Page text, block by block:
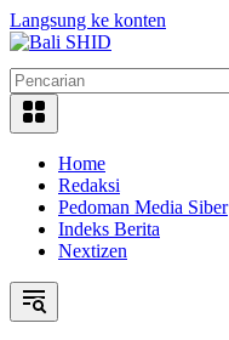
Langsung ke konten
Home
Redaksi
Pedoman Media Siber
Indeks Berita
Nextizen